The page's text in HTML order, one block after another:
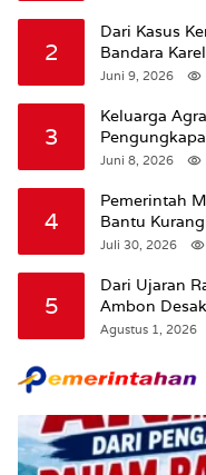
2
Dari Kasus
Bandara
Juni 9, 2026
3
Keluarga
Kasus ke
Juni 8, 2026
4
Pemerintah
Bantu
Juli 30, 2026
5
Dari Ujaran
Ambon
Tunda
Agustus 1, 2026